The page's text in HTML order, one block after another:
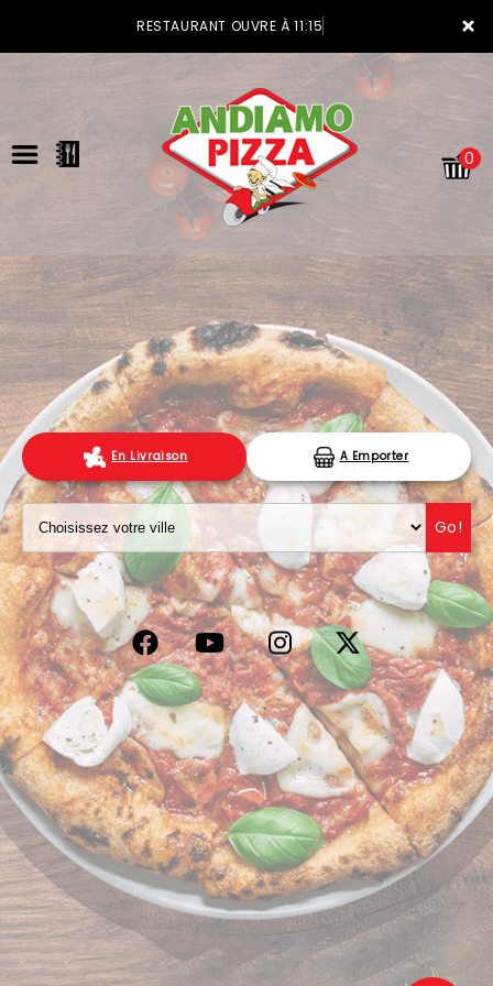
×
RESTAURANT OUVRE À 11:15
ACCUEIL
LA CARTE
VOTRE COMPTE
NOTRE RESTAURANT
VOS AVIS
MENTIONS LÉGALES
C.G.V
0
En Livraison A Emporter
Go!